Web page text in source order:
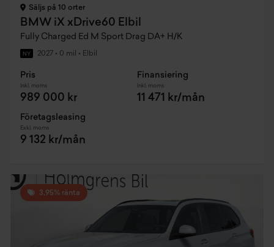
Säljs på 10 orter
BMW iX xDrive60 Elbil
Fully Charged Ed M Sport Drag DA+ H/K
NY 2027 • 0 mil • Elbil
Pris
Inkl. moms
989 000 kr
Finansiering
Inkl. moms
11 471 kr/mån
Företagsleasing
Exkl. moms
9 132 kr/mån
3,95% ränta